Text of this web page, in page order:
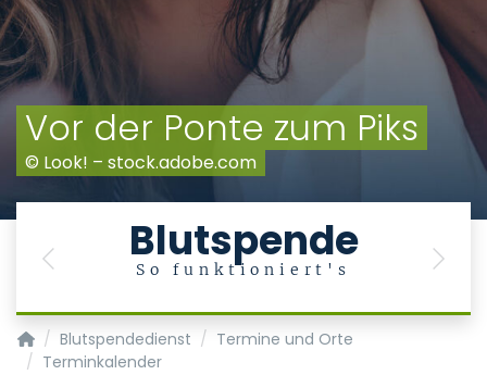
Vor der Ponte zum Piks
© Look! – stock.adobe.com
Blutspende
So funktioniert's
Previous Next
Transfusionsmedizin/Blutspendedienst
Blutspendedienst
Termine und Orte
Terminkalender